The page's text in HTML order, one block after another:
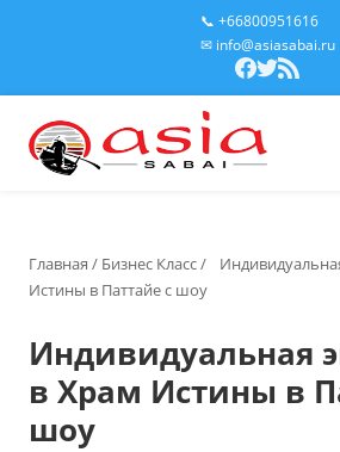
📞 +66800951616
✉ info@asiasabai.ru
Главная / Бизнес Класс/
Истины в Паттайе с шоу
Индивидуальная
в Храм Истины в
шоу